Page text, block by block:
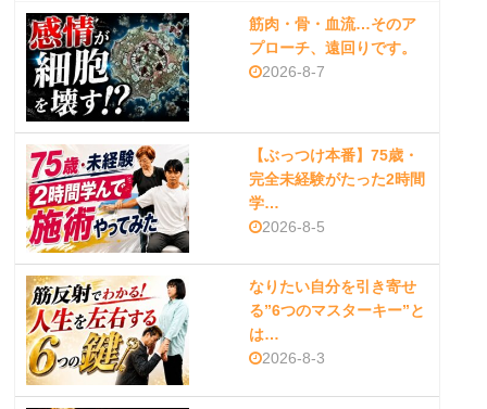
筋肉・骨・血流…そのア
プローチ、遠回りです。
2026-8-7
【ぶっつけ本番】75歳・
完全未経験がたった2時間
学…
2026-8-5
なりたい自分を引き寄せ
る”6つのマスターキー”と
は…
2026-8-3